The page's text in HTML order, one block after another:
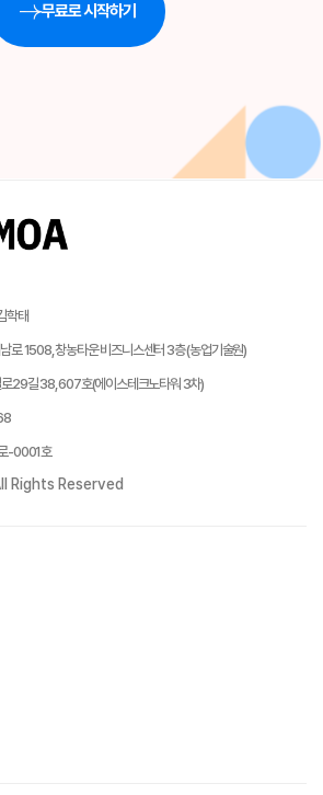
무료로 시작하기
학태
로 1508, 창농타운 비즈니스센터 3층 (농업기술원)
29길 38, 607호(에이스테크노타워 3차)
-0001호
Rights Reserved